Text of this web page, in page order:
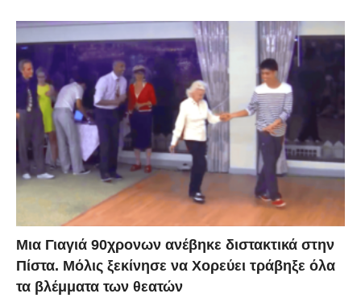
Μια Γιαγιά 90χρονων ανέβηκε διστακτικά στην
Πίστα. Μόλις ξεκίνησε να Χορεύει τράβηξε όλα
τα βλέμματα των θεατών